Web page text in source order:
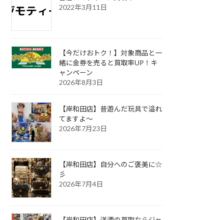
2022年3月11日
【今だけおトク！】対象商品と一
緒に金券を売ると買取率UP！キ
ャンペーン
2026年8月3日
【岸和田店】昔遊んだ玩具で溢れ
てますよ～
2026年7月23日
【岸和田店】自分へのご褒美に☆
彡
2026年7月4日